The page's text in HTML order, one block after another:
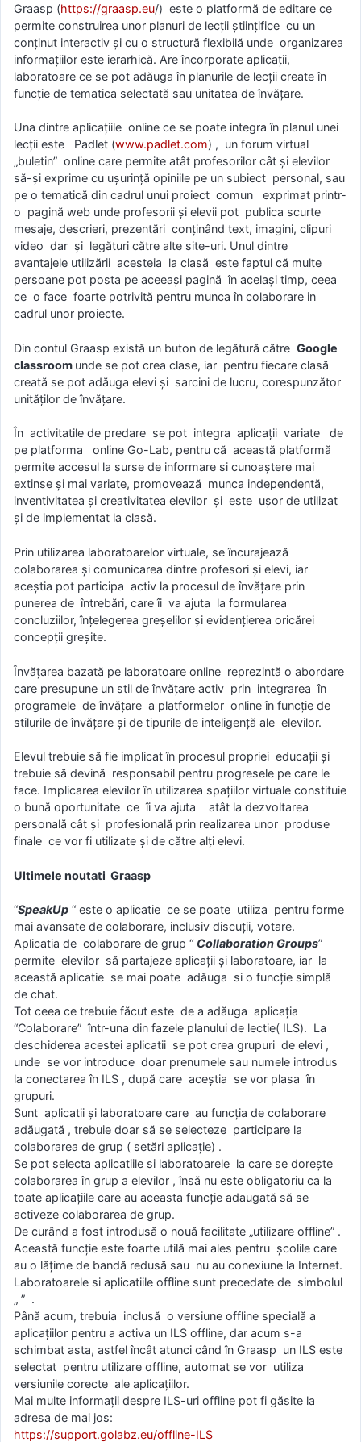
Graasp (https://graasp.eu/) este o platformă de editare ce
permite construirea unor planuri de lecții științifice cu un
conţinut interactiv şi cu o structură flexibilă unde organizarea
informaţiilor este ierarhică. Are încorporate aplicații,
laboratoare ce se pot adăuga în planurile de lecții create în
funcție de tematica selectată sau unitatea de învățare.
Una dintre aplicațiile online ce se poate integra în planul unei
lecții este Padlet (www.padlet.com) , un forum virtual
„buletin” online care permite atât profesorilor cât și elevilor
să-și exprime cu ușurinţă opiniile pe un subiect personal, sau
pe o tematică din cadrul unui proiect comun exprimat printr-
o pagină web unde profesorii și elevii pot publica scurte
mesaje, descrieri, prezentări conţinând text, imagini, clipuri
video dar și legături către alte site-uri. Unul dintre
avantajele utilizării acesteia la clasă este faptul că multe
persoane pot posta pe aceeași pagină în același timp, ceea
ce o face foarte potrivită pentru munca în colaborare in
cadrul unor proiecte.
Din contul Graasp există un buton de legătură către Google
classroom unde se pot crea clase, iar pentru fiecare clasă
creată se pot adăuga elevi și sarcini de lucru, corespunzător
unităților de învățare.
În activitatile de predare se pot integra aplicații variate de
pe platforma online Go-Lab, pentru că această platformă
permite accesul la surse de informare si cunoaștere mai
extinse și mai variate, promovează munca independentă,
inventivitatea şi creativitatea elevilor și este ușor de utilizat
și de implementat la clasă.
Prin utilizarea laboratoarelor virtuale, se încurajează
colaborarea și comunicarea dintre profesori și elevi, iar
aceștia pot participa activ la procesul de învățare prin
punerea de întrebări, care îi va ajuta la formularea
concluziilor, înțelegerea greșelilor și evidențierea oricărei
concepții greșite.
Învăţarea bazată pe laboratoare online reprezintă o abordare
care presupune un stil de învăţare activ prin integrarea în
programele de învăţare a platformelor online în funcţie de
stilurile de învăţare şi de tipurile de inteligenţă ale elevilor.
Elevul trebuie să fie implicat în procesul propriei educaţii şi
trebuie să devină responsabil pentru progresele pe care le
face. Implicarea elevilor în utilizarea spațiilor virtuale constituie
o bună oportunitate ce îi va ajuta atât la dezvoltarea
personală cât și profesională prin realizarea unor produse
finale ce vor fi utilizate și de către alți elevi.
Ultimele noutati Graasp
“SpeakUp “ este o aplicatie ce se poate utiliza pentru forme
mai avansate de colaborare, inclusiv discuții, votare.
Aplicatia de colaborare de grup “ Collaboration Groups”
permite elevilor să partajeze aplicații și laboratoare, iar la
această aplicatie se mai poate adăuga si o funcție simplă
de chat.
Tot ceea ce trebuie făcut este de a adăuga aplicația
“Colaborare” într-una din fazele planului de lectie( ILS). La
deschiderea acestei aplicatii se pot crea grupuri de elevi ,
unde se vor introduce doar prenumele sau numele introdus
la conectarea în ILS , după care aceștia se vor plasa în
grupuri.
Sunt aplicatii și laboratoare care au funcția de colaborare
adăugată , trebuie doar să se selecteze participare la
colaborarea de grup ( setări aplicație) .
Se pot selecta aplicatiile si laboratoarele la care se dorește
colaborarea în grup a elevilor , însă nu este obligatoriu ca la
toate aplicațiile care au aceasta funcție adaugată să se
activeze colaborarea de grup.
De curând a fost introdusă o nouă facilitate „utilizare offline” .
Această funcție este foarte utilă mai ales pentru școlile care
au o lățime de bandă redusă sau nu au conexiune la Internet.
Laboratoarele si aplicatiile offline sunt precedate de simbolul
„ ” .
Până acum, trebuia inclusă o versiune offline specială a
aplicațiilor pentru a activa un ILS offline, dar acum s-a
schimbat asta, astfel încât atunci când în Graasp un ILS este
selectat pentru utilizare offline, automat se vor utiliza
versiunile corecte ale aplicațiilor.
Mai multe informații despre ILS-uri offline pot fi găsite la
adresa de mai jos:
https://support.golabz.eu/offline-ILS